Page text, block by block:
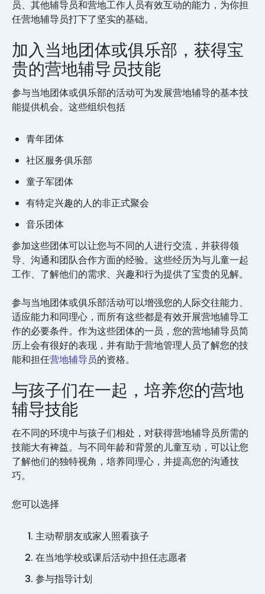
员、其他辅导员和营地工作人员有效互动的能力，为你担
任营地辅导员打下了坚实的基础。
加入当地团体或俱乐部，获得宝
贵的营地辅导员技能
参与当地团体或俱乐部的活动可为发展营地辅导的基本技
能提供机会。这些组织包括
青年团体
社区服务俱乐部
童子军团体
有特定兴趣的人的非正式聚会
音乐团体
参加这些团体可以让您与不同的人进行交流，并获得领
导、沟通和团队合作方面的经验。这些经历为与儿童一起
工作、了解他们的需求、兴趣和行为提供了宝贵的见解。
参与当地团体或俱乐部活动可以增强您的人际交往能力、
适应能力和同理心，而所有这些都是有效开展营地辅导工
作的必要条件。作为这些团体的一员，您的营地辅导员简
历上会有很好的表现，并有助于营地管理人员了解您的技
能和担任营地辅导员的资格。
与孩子们在一起，培养您的营地
辅导技能
在不同的环境中与孩子们相处，对获得营地辅导员所需的
技能大有裨益。与不同年龄和背景的儿童互动，可以让您
了解他们的独特视角，培养同理心，并提高您的沟通技
巧。
您可以选择
主动帮朋友或家人照看孩子
在当地学校或课后活动中担任志愿者
参与指导计划